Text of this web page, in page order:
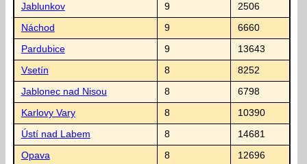
Jablunkov 9 2506
Náchod 9 6660
Pardubice 9 13643
Vsetín 8 8252
Jablonec nad Nisou 8 6798
Karlovy Vary 8 10390
Ústí nad Labem 8 14681
Opava 8 12696